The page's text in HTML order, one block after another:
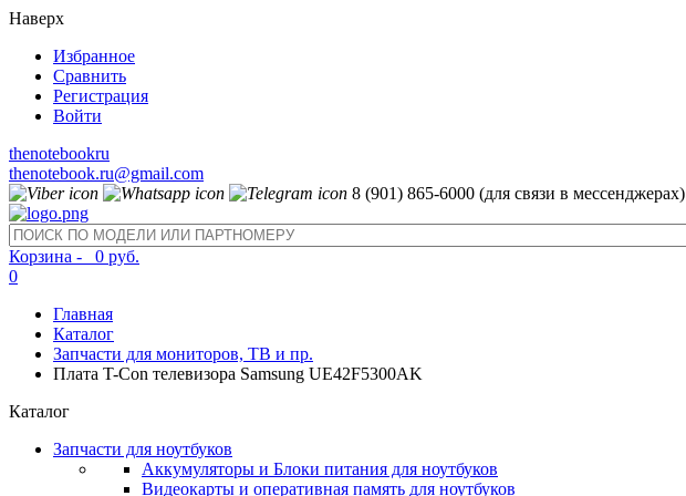
Наверх
Избранное
Сравнить
Регистрация
Войти
thenotebookru
thenotebook.ru@gmail.com
8 (901) 865-6000 (для связи в мессенджерах)
Корзина -
0 руб.
0
Главная
Каталог
Запчасти для мониторов, ТВ и пр.
Плата T-Con телевизора Samsung UE42F5300AK
Каталог
Запчасти для ноутбуков
Аккумуляторы и Блоки питания для ноутбуков
Видеокарты и оперативная память для ноутбуков